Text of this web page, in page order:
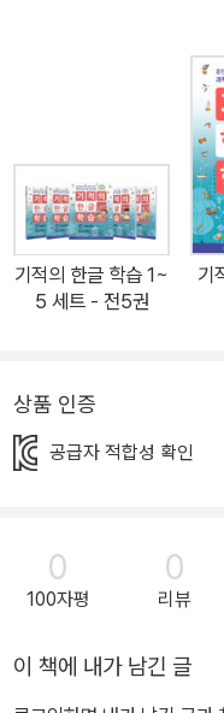
이름, <기적의 한글 학습>
존 한글 학습에 대한 문제
으로 익히는 방법으로 고
게 적용되고 있기 때문입
자 원리에도 맞지 않는 방
기 전에 이를 해석하고, 어
다”(조선왕조실록)고 했던
노력해도 제대로 정착되지
여 설계하였습니다. <기적
한글 교육 프로그램입니다. 2. <기적의 한글 학습 다지기>는 읽고,
대한 요구가 끊이지 않았
담다 보니 풍부한 활동 아
문입니다. <기적의 한글 학
한 책입니다. 본서인 <기적
기적의 한글 학습 1~
5 세트 - 전5권
기
상품 인증
공급자 적합성 확인
0
100자평
0
리뷰
이 책에 내가 남긴 글